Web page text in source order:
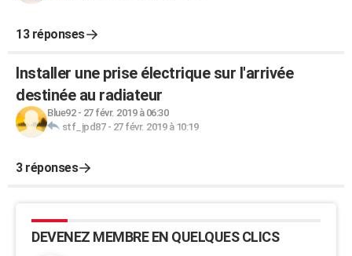
13 réponses
Installer une prise électrique sur l'arrivée
destinée au radiateur
Blue92- 27 févr. 2019 à 06:30
stf_jpd87- 27 févr. 2019 à 10:19
3 réponses
DEVENEZ MEMBRE EN QUELQUES CLICS